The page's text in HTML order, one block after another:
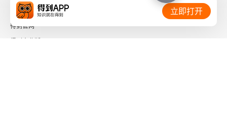
相关链接：
得到官网
立即打开